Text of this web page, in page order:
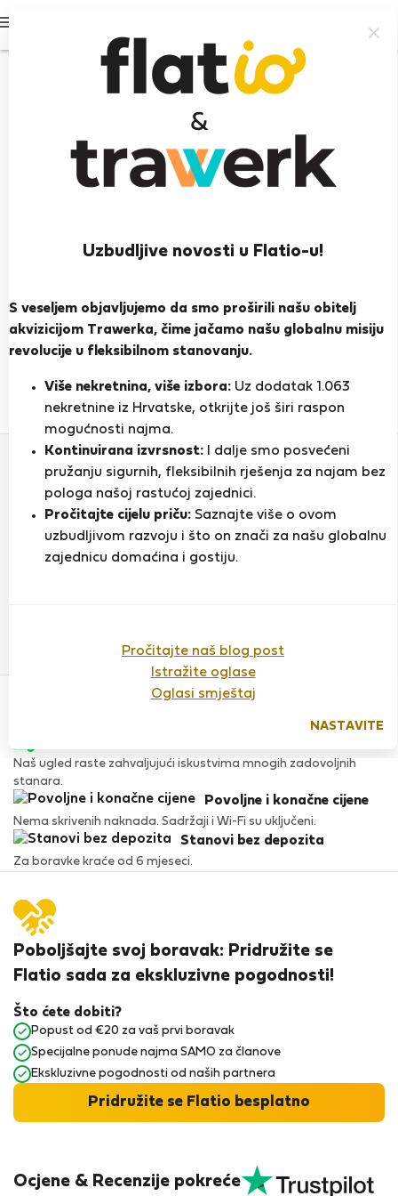
Uzbudljive novosti u Flatio-u!
S veseljem objavljujemo da smo proširili našu obitelj
akvizicijom Trawerka, čime jačamo našu globalnu misiju
revolucije u fleksibilnom stanovanju.
Više nekretnina, više izbora: Uz dodatak 1.063
nekretnine iz Hrvatske, otkrijte još širi raspon
mogućnosti najma.
Kontinuirana izvrsnost: I dalje smo posvećeni
pružanju sigurnih, fleksibilnih rješenja za najam bez
pologa našoj rastućoj zajednici.
Pročitajte cijelu priču: Saznajte više o ovom
uzbudljivom razvoju i što on znači za našu globalnu
zajednicu domaćina i gostiju.
Pročitajte naš blog post
Istražite oglase
Oglasi smještaj
NASTAVITE
3As U.
Lisabon
PRIKAŽI ŽIVOTOPIS
Ocjena i reference
0
Ponude
1
Ocjena
Povjerenje & Sigurnost
Naš ugled raste zahvaljujući iskustvima mnogih zadovoljnih
stanara.
Povoljne i konačne cijene
Nema skrivenih naknada. Sadržaji i Wi-Fi su uključeni.
Stanovi bez depozita
Za boravke kraće od 6 mjeseci.
Ocjene & Recenzije pokreće
Poboljšajte svoj boravak: Pridružite se
Flatio sada za ekskluzivne pogodnosti!
Što ćete dobiti?
Popust od €20 za vaš prvi boravak
Specijalne ponude najma SAMO za članove
Ekskluzivne pogodnosti od naših partnera
Pridružite se Flatio besplatno